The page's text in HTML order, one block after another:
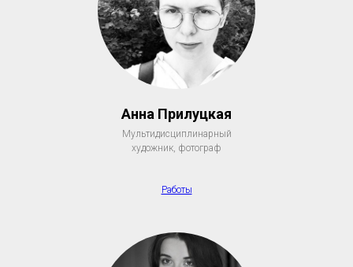
Анна Прилуцкая
Мультидисциплинарный
художник, фотограф
Работы